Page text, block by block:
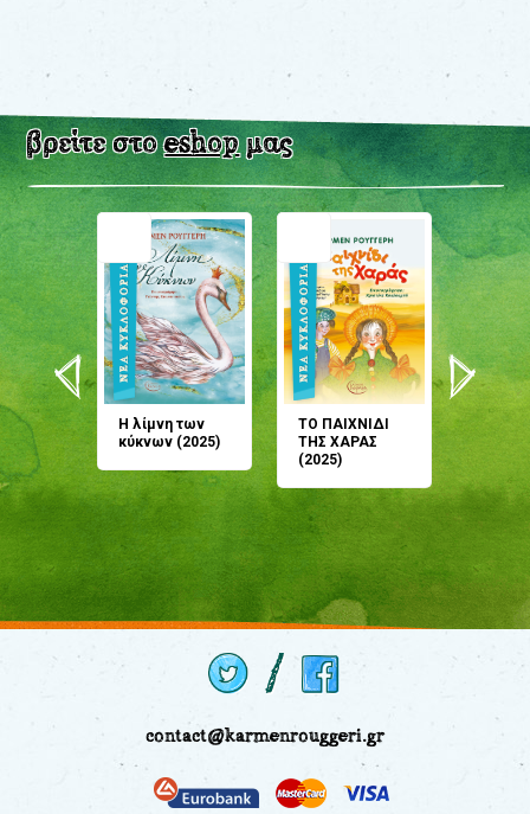
βρείτε στοeshopμας
Η λίμνη των
κύκνων (2025)
ΤΟ ΠΑΙΧΝΙΔΙ
ΤΗΣ ΧΑΡΑΣ
(2025)
μου;
(2024)
contact@karmenrouggeri.gr